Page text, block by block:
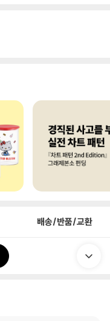
배송/반품/교환